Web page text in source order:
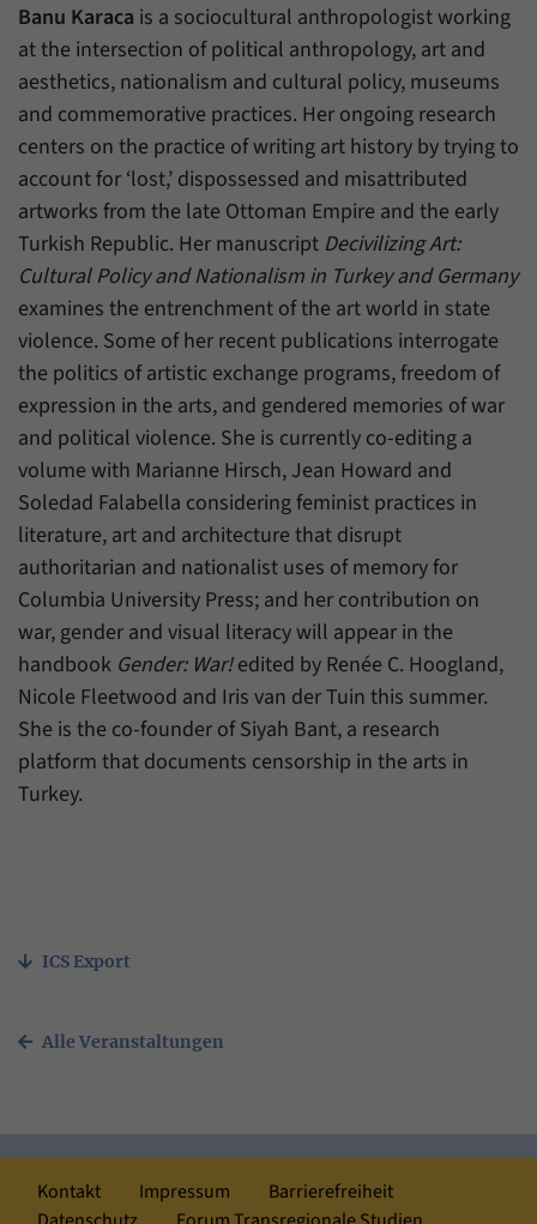
Banu Karaca is a sociocultural anthropologist working
at the intersection of political anthropology, art and
aesthetics, nationalism and cultural policy, museums
and commemorative practices. Her ongoing research
centers on the practice of writing art history by trying to
account for ‘lost,’ dispossessed and misattributed
artworks from the late Ottoman Empire and the early
Turkish Republic. Her manuscript Decivilizing Art:
Cultural Policy and Nationalism in Turkey and Germany
examines the entrenchment of the art world in state
violence. Some of her recent publications interrogate
the politics of artistic exchange programs, freedom of
expression in the arts, and gendered memories of war
and political violence. She is currently co-editing a
volume with Marianne Hirsch, Jean Howard and
Soledad Falabella considering feminist practices in
literature, art and architecture that disrupt
authoritarian and nationalist uses of memory for
Columbia University Press; and her contribution on
war, gender and visual literacy will appear in the
handbook Gender: War!edited by Renée C. Hoogland,
Nicole Fleetwood and Iris van der Tuin this summer.
She is the co-founder of Siyah Bant, a research
platform that documents censorship in the arts in
Turkey.
ICS Export
Alle Veranstaltungen
Kontakt Impressum
Barrierefreiheit